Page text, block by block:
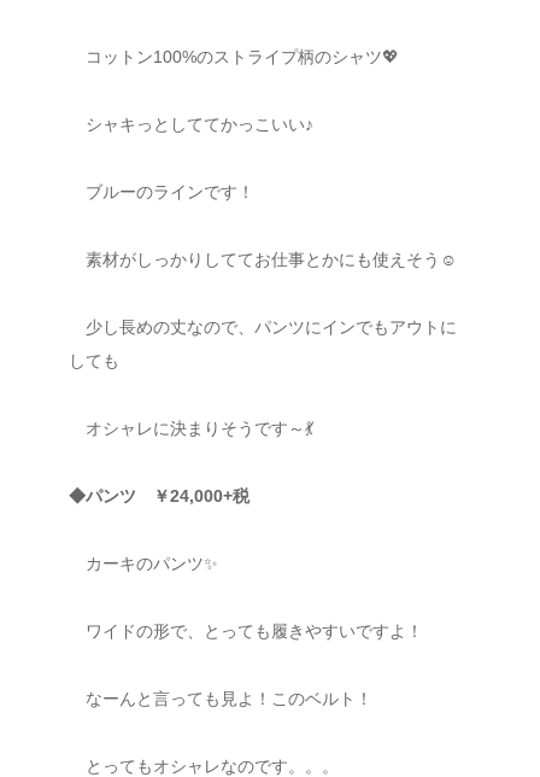
コットン100%のストライプ柄のシャツ💖
シャキっとしててかっこいい♪
ブルーのラインです！
素材がしっかりしててお仕事とかにも使えそう☺
少し長めの丈なので、パンツにインでもアウトに
しても
オシャレに決まりそうです～💃
◆パンツ ￥24,000+税
カーキのパンツ✨
ワイドの形で、とっても履きやすいですよ！
なーんと言っても見よ！このベルト！
とってもオシャレなのです。。。